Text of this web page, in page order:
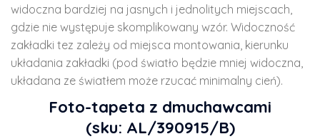
widoczna bardziej na jasnych i jednolitych miejscach,
gdzie nie występuje skomplikowany wzór. Widoczność
zakładki tez zależy od miejsca montowania, kierunku
układania zakładki (pod światło będzie mniej widoczna,
układana ze światłem może rzucać minimalny cień).
Foto-tapeta z dmuchawcami
(sku: AL/390915/B)